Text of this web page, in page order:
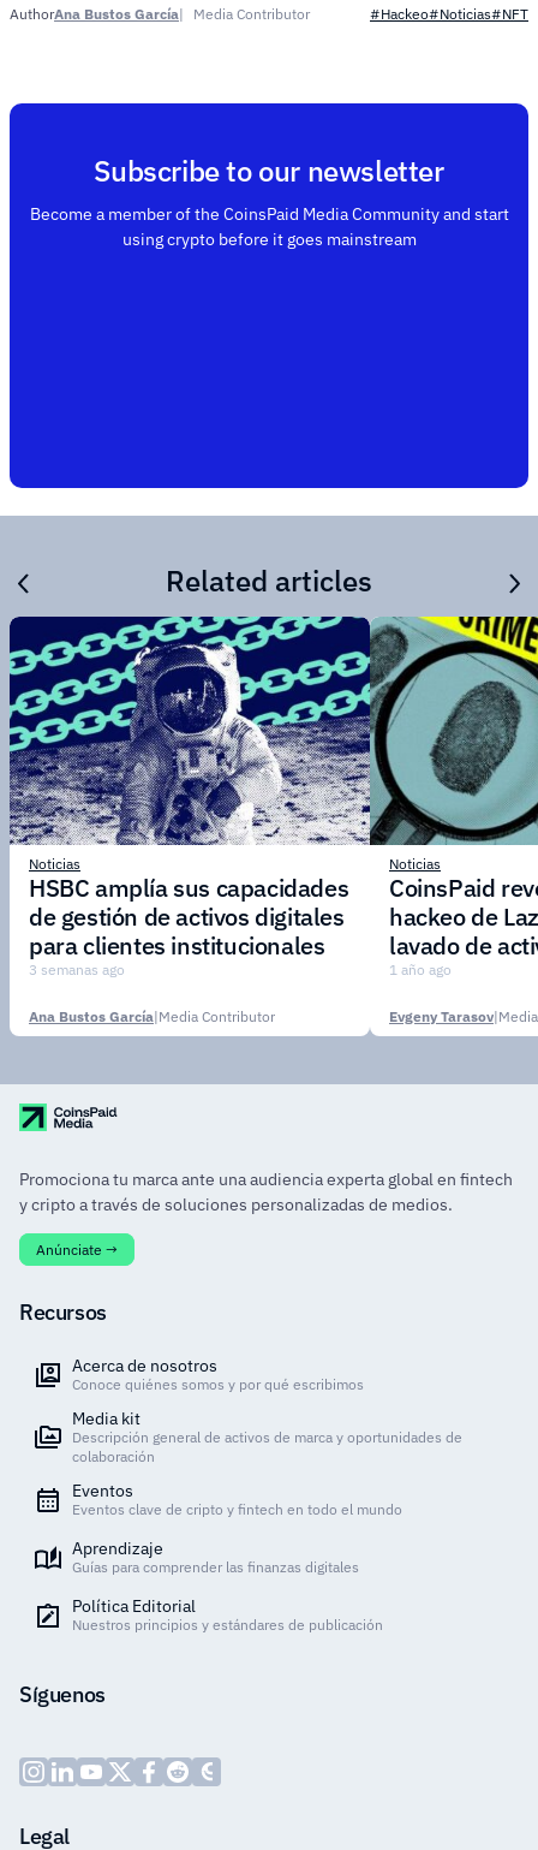
AuthorAna Bustos García Media Contributor #Hackeo#Noticias#NFT
Subscribe to our newsletter
Become a member of the CoinsPaid Media Community and start
using crypto before it goes mainstream
Related articles
Noticias
HSBC amplía sus capacidades
de gestión de activos digitales
para clientes institucionales
3 semanas ago
Ana Bustos García|Media Contributor
Noticias
CoinsPaid
hackeo de
lavado de
1 año ago
Evgeny Tarasov|
Promociona tu marca ante una audiencia experta global en fintech
y cripto a través de soluciones personalizadas de medios.
Anúnciate →
Recursos
Acerca de nosotros
Conoce quiénes somos y por qué escribimos
Media kit
Descripción general de activos de marca y oportunidades de
colaboración
Eventos
Eventos clave de cripto y fintech en todo el mundo
Aprendizaje
Guías para comprender las finanzas digitales
Política Editorial
Nuestros principios y estándares de publicación
Síguenos
Legal